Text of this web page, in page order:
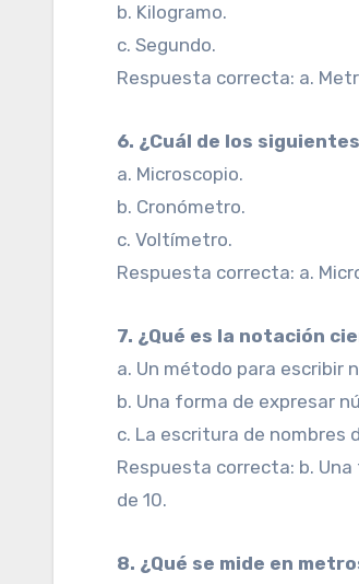
b. Kilogramo.
c. Segundo.
Respuesta correcta: a.
6. ¿Cuál de los
a. Microscopio.
b. Cronómetro.
c. Voltímetro.
Respuesta correcta: a.
7. ¿Qué es la notación
a. Un método para escribir
b. Una forma de expresar
c. La escritura de nombres
Respuesta correcta: b.
de 10.
8. ¿Qué se mide en